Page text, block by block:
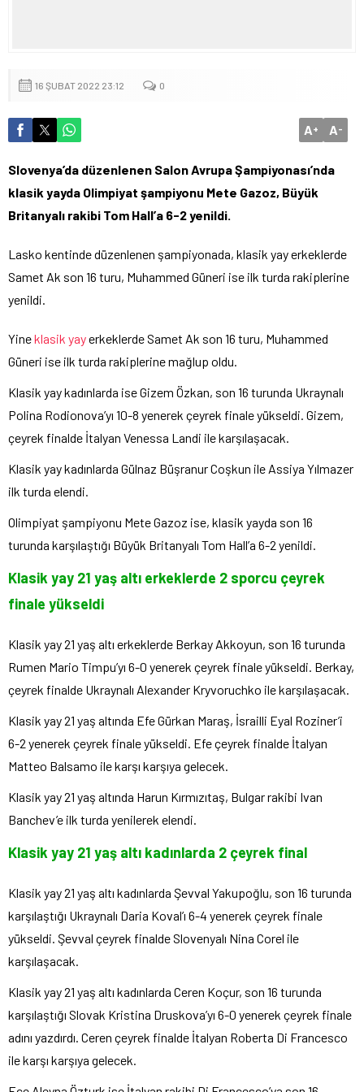
16 ŞUBAT 2022 23:12 0
A+ A-
Slovenya’da düzenlenen Salon Avrupa Şampiyonası’nda
klasik yayda Olimpiyat şampiyonu Mete Gazoz, Büyük
Britanyalı rakibi Tom Hall’a 6-2 yenildi.
Lasko kentinde düzenlenen şampiyonada, klasik yay erkeklerde
Samet Ak son 16 turu, Muhammed Güneri ise ilk turda rakiplerine
yenildi.
Yineklasik yayerkeklerde Samet Ak son 16 turu, Muhammed
Güneri ise ilk turda rakiplerine mağlup oldu.
Klasik yay kadınlarda ise Gizem Özkan, son 16 turunda Ukraynalı
Polina Rodionova’yı 10-8 yenerek çeyrek finale yükseldi. Gizem,
çeyrek finalde İtalyan Venessa Landi ile karşılaşacak.
Klasik yay kadınlarda Gülnaz Büşranur Coşkun ile Assiya Yılmazer
ilk turda elendi.
Olimpiyat şampiyonu Mete Gazoz ise, klasik yayda son 16
turunda karşılaştığı Büyük Britanyalı Tom Hall’a 6-2 yenildi.
Klasik yay 21 yaş altı erkeklerde 2 sporcu çeyrek
finale yükseldi
Klasik yay 21 yaş altı erkeklerde Berkay Akkoyun, son 16 turunda
Rumen Mario Timpu’yı 6-0 yenerek çeyrek finale yükseldi. Berkay,
çeyrek finalde Ukraynalı Alexander Kryvoruchko ile karşılaşacak.
Klasik yay 21 yaş altında Efe Gürkan Maraş, İsrailli Eyal Roziner’i
6-2 yenerek çeyrek finale yükseldi. Efe çeyrek finalde İtalyan
Matteo Balsamo ile karşı karşıya gelecek.
Klasik yay 21 yaş altında Harun Kırmızıtaş, Bulgar rakibi Ivan
Banchev’e ilk turda yenilerek elendi.
Klasik yay 21 yaş altı kadınlarda 2 çeyrek final
Klasik yay 21 yaş altı kadınlarda Şevval Yakupoğlu, son 16 turunda
karşılaştığı Ukraynalı Daria Koval’ı 6-4 yenerek çeyrek finale
yükseldi. Şevval çeyrek finalde Slovenyalı Nina Corel ile
karşılaşacak.
Klasik yay 21 yaş altı kadınlarda Ceren Koçur, son 16 turunda
karşılaştığı Slovak Kristina Druskova’yı 6-0 yenerek çeyrek finale
adını yazdırdı. Ceren çeyrek finalde İtalyan Roberta Di Francesco
ile karşı karşıya gelecek.